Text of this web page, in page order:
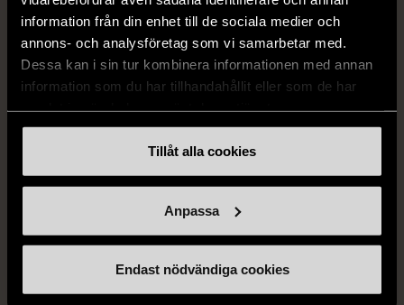
information från din enhet till de sociala medier och
annons- och analysföretag som vi samarbetar med.
Dessa kan i sin tur kombinera informationen med annan
information som du har tillhandahållit eller som de har
Tillåt alla cookies
Anpassa
Endast nödvändiga cookies
259 kr
Mycket gott skick
279 kr